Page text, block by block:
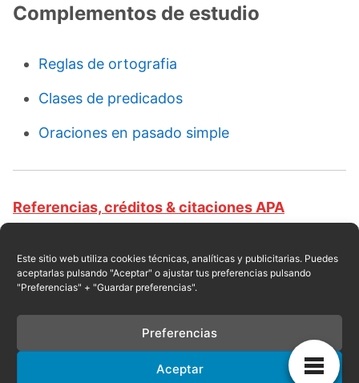
Este sitio web utiliza cookies técnicas, analíticas y publicitarias. Puedes
aceptarlas pulsando "Aceptar" o ajustar tus preferencias pulsando
"Preferencias" + "Guardar preferencias".
Aceptar
Preferencias
Complementos de estudio
Reglas de ortografia
Clases de predicados
Oraciones en pasado simple
Referencias, créditos & citaciones APA
de redacción profesional. (2017, 01). Clases de
verbos. Escrito por:Robert de León. Obtenido
en fecha 08, 2026, desde el sitio web:
https://cursosonlineweb.com/verbos.html